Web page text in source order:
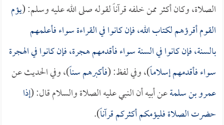
الصلاة، وكان أكثر ممن خلفه قرآناً لقوله صلى الله عليه وسلم: (يؤم
القوم أقرؤهم لكتاب الله، فإن كانوا في القراءة سواء فأعلمهم
بالسنة، فإن كانوا في السنة سواء فأقدمهم هجرة، فإن كانوا في الهجرة
سواء فأقدمهم إسلاماً)، وفي لفظ: (فأكبرهم سناً)، وفي الحديث عن
عمرو بن سلمةعن أبيه أن النبي عليه الصلاة والسلام قال: (إذا
حضرت الصلاة فليؤمكم أكثركم قرآناً).